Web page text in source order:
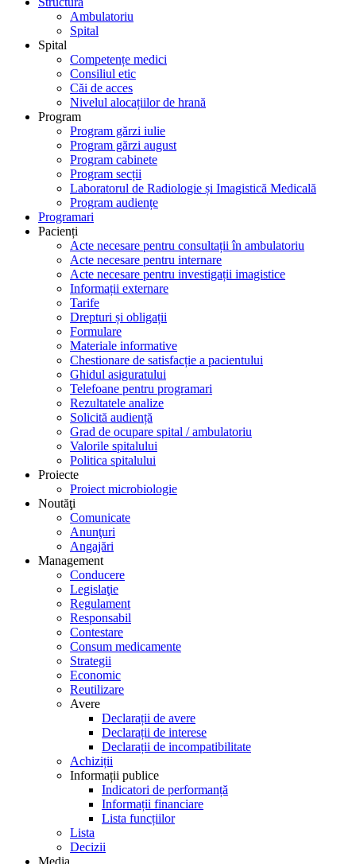
Ambulatoriu
Spital
Spital
Competențe medici
Consiliul etic
Căi de acces
Nivelul alocațiilor de hrană
Program
Program gărzi iulie
Program gărzi august
Program cabinete
Program secții
Laboratorul de Radiologie și Imagistică Medicală
Program audiențe
Programari
Pacienți
Acte necesare pentru consultații în ambulatoriu
Acte necesare pentru internare
Acte necesare pentru investigații imagistice
Informații externare
Tarife
Drepturi și obligații
Formulare
Materiale informative
Chestionare de satisfacție a pacientului
Ghidul asiguratului
Telefoane pentru programari
Rezultatele analize
Solicită audiență
Grad de ocupare spital / ambulatoriu
Valorile spitalului
Politica spitalului
Proiecte
Proiect microbiologie
Noutăţi
Comunicate
Anunţuri
Angajări
Management
Conducere
Legislaţie
Regulament
Responsabil
Contestare
Consum medicamente
Strategii
Economic
Reutilizare
Avere
Declarații de avere
Declarații de interese
Declarații de incompatibilitate
Achiziții
Informații publice
Indicatori de performanță
Informații financiare
Lista funcțiilor
Lista
Decizii
Media